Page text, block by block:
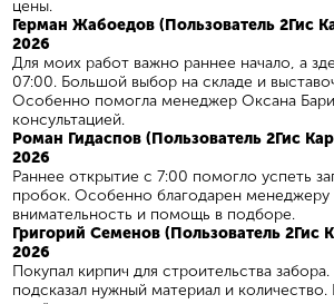
цены.
Герман Жабоедов (Пользователь 2Гис
2026
Для моих работ важно раннее начало, а
07:00. Большой выбор на складе и
Особенно помогла менеджер Оксана
консультацией.
Роман Гидаспов (Пользователь 2Гис
2026
Раннее открытие с 7:00 помогло успеть
пробок. Особенно благодарен менеджеру
внимательность и помощь в подборе.
Григорий Семенов (Пользователь 2Гис
2026
Покупал кирпич для строительства
подсказал нужный материал и